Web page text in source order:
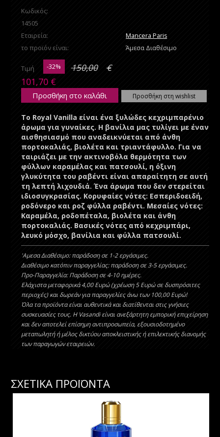
Κωδικός:
14505
Εταιρεία:
Mancera Paris
το προϊόν είναι: Άμεσα Διαθέσιμο
Τιμή -32% 150,00 €
101,70€
Προσθήκη στο καλάθι Προσθήκη στη wishlist
Το Royal Vanilla είναι ένα ξυλώδες κεχριμπαρένιο
άρωμα για γυναίκες. Η βανίλια μας τυλίγει με έναν
αισθησιασμό που αναδεικνύεται από άνθη
πορτοκαλιάς, βιολέτα και τριαντάφυλλο. Για να
ταιριάζει με την ακτινοβόλα θερμότητα των
φύλλων καραμέλας και πατσουλί, η όξινη
γλυκύτητα του ραβέντι είναι απαραίτητη σε αυτή
τη λεπτή λιχουδιά. Ένα άρωμα που δεν στερείται
ιδιοσυγκρασίας. Κορυφαίες νότες: Εσπεριδοειδή,
ροδόνερο και ροζ φύλλα ραβέντι. Μεσαίες νότες:
Καραμέλα, ροδοπέταλα, βιολέτα και άνθη
πορτοκαλιάς. Βασικές νότες από κεχριμπάρι,
λευκό μόσχο, βανίλια και φύλλα πατσουλί.
'Aμεσα Διαθέσιμο: παράδοση σε 1-2 εργάσιμες.
Διαθέσιμο κατόπιν παραγγελίας: παράδοση σε 3-5 εργάσιμες.
Προ-Παραγγελία: Παράδοση σε 4-10 ημέρες.
Ελάχιστα μεταφορικά 4,00 Ευρώ (χρέωση 5 Ευρώ σε δυσπρόσιτες
περιοχές) και δωρεάν για παραγγελίες άνω των 100,00 Ευρώ!
Όλα τα προϊόντα είναι αυθεντικά και διατίθενται στις γνήσιες
συσκευασίες τους. Η Vasandi είναι ανεξάρτητη εμπορική επιχείρηση
και δεν αποτελεί επίσημη αντιπροσωπεία, εξουσιοδοτημένο
μεταπωλητή ή μέλος δικτύου αποκλειστικής ή επιλεκτικής διανομής
των παραγωγών εταιρειών.
ΣΧΕΤΙΚΑ ΠΡΟΪΟΝΤΑ